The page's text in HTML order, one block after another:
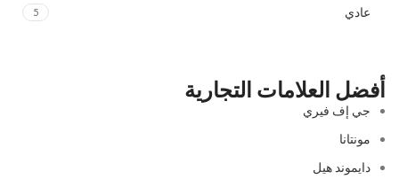
عادي 5
أفضل العلامات التجارية
جي إف فيري
مونتانا
دايموند هيل